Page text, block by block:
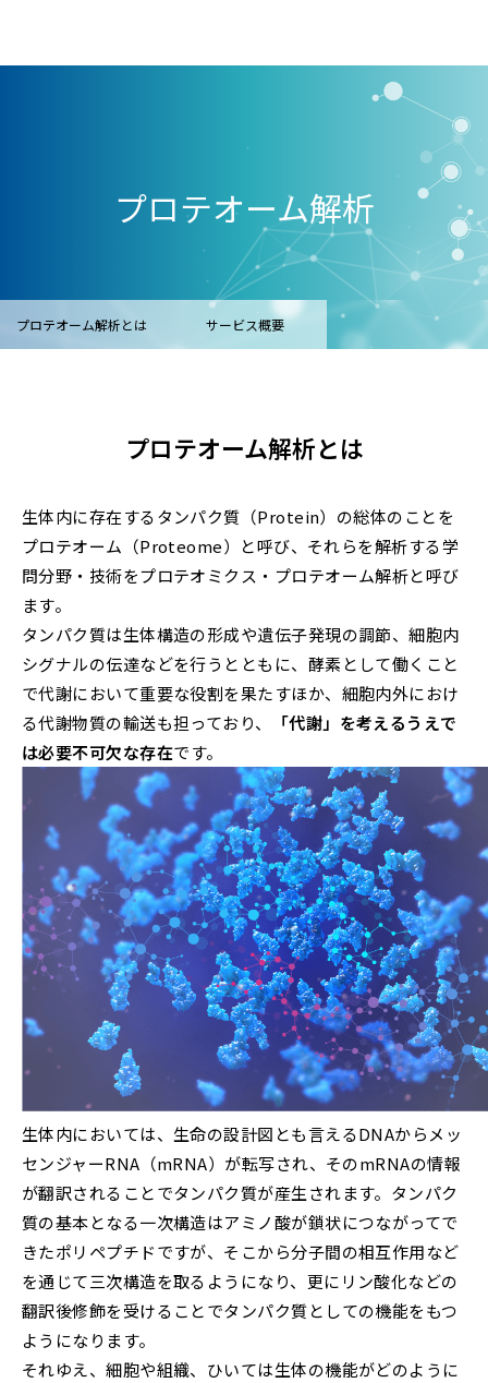
プロテオーム解析
プロテオーム解析とは サービス概要
プロテオーム解析とは
生体内に存在するタンパク質（Protein）の総体のことを
プロテオーム（Proteome）と呼び、それらを解析する学
問分野・技術をプロテオミクス・プロテオーム解析と呼び
ます。
タンパク質は生体構造の形成や遺伝子発現の調節、細胞内
シグナルの伝達などを行うとともに、酵素として働くこと
で代謝において重要な役割を果たすほか、細胞内外におけ
る代謝物質の輸送も担っており、
「代謝」を考えるうえで
は必要不可欠な存在です。
生体内においては、生命の設計図とも言えるDNAからメッ
センジャーRNA（mRNA）が転写され、そのmRNAの情報
が翻訳されることでタンパク質が産生されます。タンパク
質の基本となる一次構造はアミノ酸が鎖状につながってで
きたポリペプチドですが、そこから分子間の相互作用など
を通じて三次構造を取るようになり、更にリン酸化などの
翻訳後修飾を受けることでタンパク質としての機能をもつ
ようになります。
それゆえ、細胞や組織、ひいては生体の機能がどのように